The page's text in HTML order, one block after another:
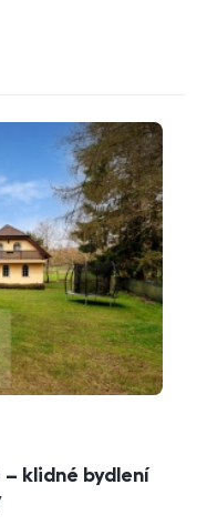
– klidné bydlení